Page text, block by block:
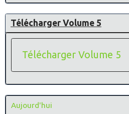
Télécharger Volume 5
Télécharger Volume 5
Aujourd'hui